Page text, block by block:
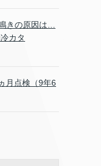
きの原因は…
カタ
月点検（9年6